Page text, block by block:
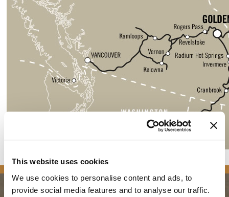
This website uses cookies
We use cookies to personalise content and ads, to
provide social media features and to analyse our traffic.